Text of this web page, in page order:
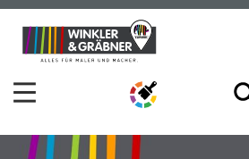
Zum
Inhalt
Zum
Navigationsmenü